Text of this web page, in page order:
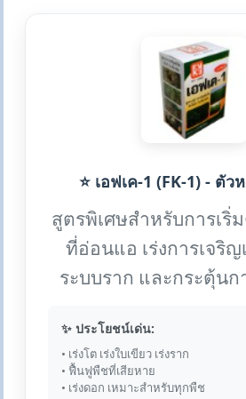
⭐ เอฟเค-1 (FK-1) - ตัว
สูตรพิเศษสำหรับการเ
ที่อ่อนแอ เร่งการเจริญ
ระบบราก และกระตุ้น
✨ ประโยชน์เด่น:
• เร่งโต เร่งใบเขียว เร่งราก
• ฟื้นฟูพืชที่เสียหาย
• เร่งดอก เหมาะสำหรับทุกพืช